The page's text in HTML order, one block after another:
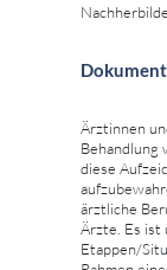
Ärztinnen
Behandlung
diese
ärztliche
Ärzte. Es ist
Etappen/